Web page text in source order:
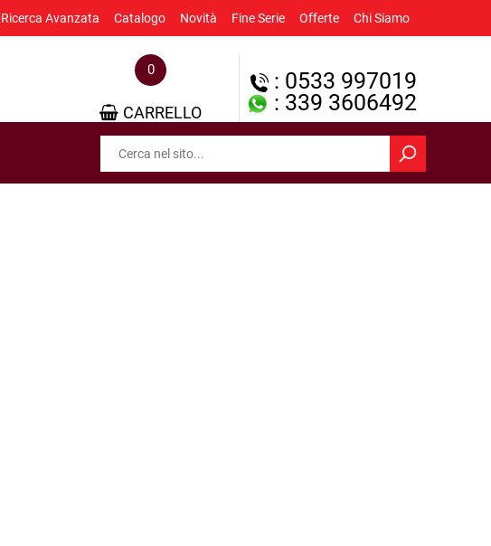
Ricerca Avanzata Catalogo Novità Fine Serie Offerte Chi Siamo
: 0533 997019
: 339 3606492
0
CARRELLO